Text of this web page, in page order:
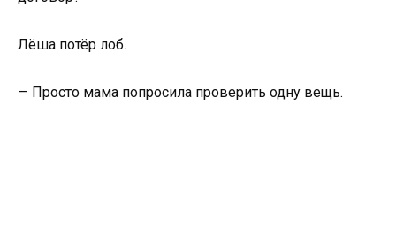
Лёша потёр лоб.
— Просто мама попросила проверить одну вещь.